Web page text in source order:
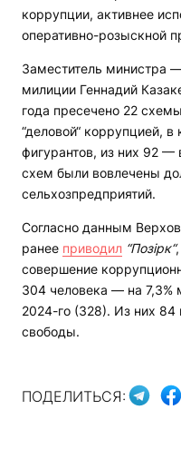
коррупции, активнее
оперативно-розыскной
Заместитель министра
милиции Геннадий
года пресечено 22
“деловой“ коррупцией,
фигурантов, из них 92 —
схем были вовлечены
сельхозпредприятий.
Согласно данным
ранее приводил “Позірк“
совершение
304 человека — на 7,3%
2024-го (328). Из них
свободы.
ПОДЕЛИТЬСЯ: